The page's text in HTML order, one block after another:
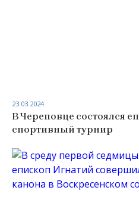
В Череповце состоялся
спортивный турнир
23.03.2024